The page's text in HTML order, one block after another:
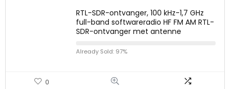
RTL-SDR-ontvanger, 100 kHz-1,7 GHz
full-band softwareradio HF FM AM RTL-
SDR-ontvanger met antenne
Already Sold: 97%
0